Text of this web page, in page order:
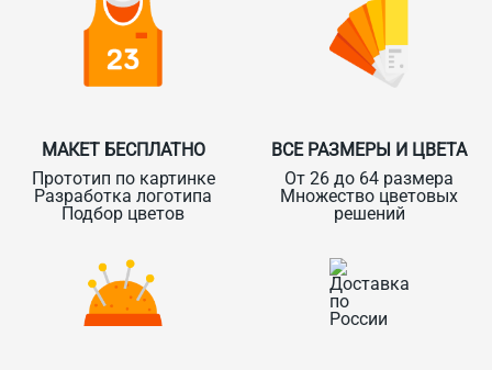
МАКЕТ БЕСПЛАТНО
Прототип по картинке
Разработка логотипа
Подбор цветов
ВСЕ РАЗМЕРЫ И ЦВЕТА
От 26 до 64 размера
Множество цветовых
решений